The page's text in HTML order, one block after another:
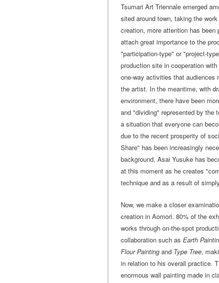
Tsumari Art Triennale emerged
sited around town, taking the
creation, more attention has
attach great importance to the
"participation-type" or "project-
production site in cooperation
one-way activities that audiences
the artist. In the meantime, with
environment, there have been
and "dividing" represented by the
a situation that everyone can
due to the recent prosperity of
Share" has been increasingly
background, Asai Yusuke has
at this moment as he creates
technique and as a result of
Now, we make a closer
creation in Aomori. 80% of the
works through on-the-spot
collaboration such as Earth
Flour Painting and Type Tree,
in relation to his overall practice.
enormous wall painting made in